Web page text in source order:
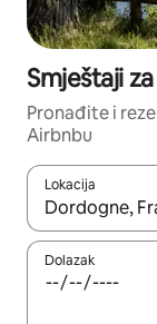
Smještaji
Pronađite i
Airbnbu
Lokacija
Kada budu
Dolazak